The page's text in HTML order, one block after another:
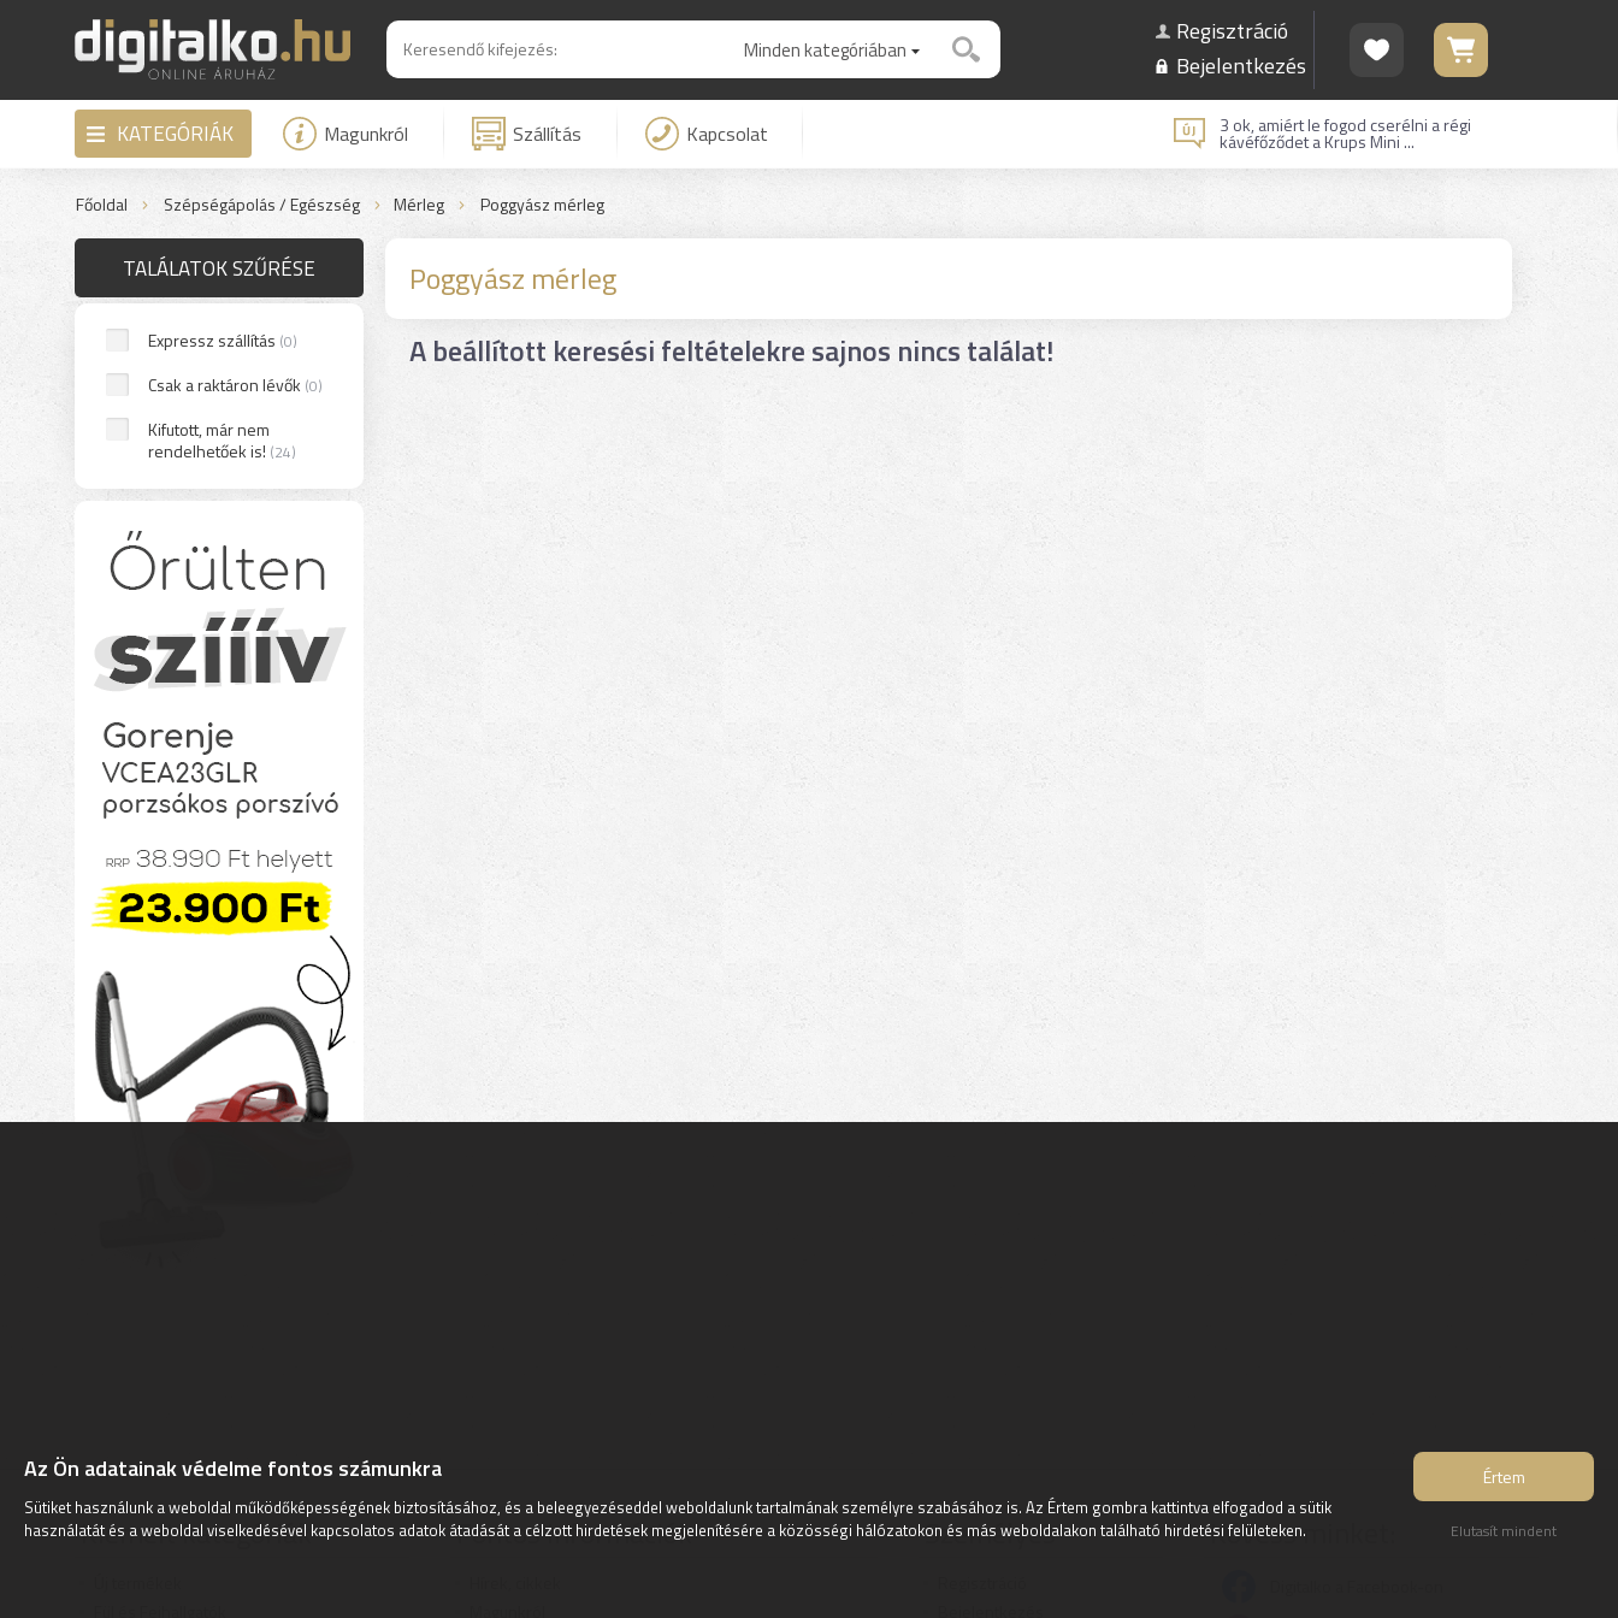
Minden kategóriában
Regisztráció
Bejelentkezés
KATEGÓRIÁK Magunkról Szállítás Kapcsolat 3 ok, amiért le fogod cserélni a régi
kávéfőződet a Krups Mini ...
Főoldal Szépségápolás / Egészség Mérleg Poggyász mérleg
TALÁLATOK SZŰRÉSE
Expressz szállítás (0)
Csak a raktáron lévők (0)
Kifutott, már nem
rendelhetőek is! (24)
Poggyász mérleg
A beállított keresési feltételekre sajnos nincs találat!
Kiemelt kategóriák Fontos információk Személyes Kövess minket:
Az Ön adatainak védelme fontos számunkra
Sütiket használunk a weboldal működőképességének biztosításához, és a beleegyezéseddel weboldalunk tartalmának személyre szabásához is. Az Értem gombra kattintva elfogadod a sütik
használatát és a weboldal viselkedésével kapcsolatos adatok átadását a célzott hirdetések megjelenítésére a közösségi hálózatokon és más weboldalakon található hirdetési felületeken.
Értem
Elutasít mindent